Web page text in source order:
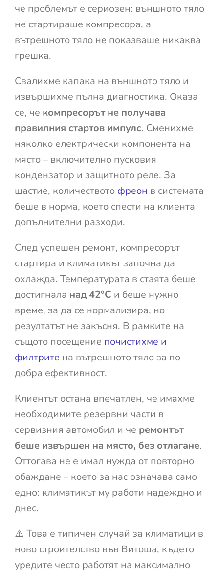
че проблемът е сериозен: външното тяло
не стартираше компресора, а
вътрешното тяло не показваше никаква
грешка.
Свалихме капака на външното тяло и
извършихме пълна диагностика. Оказа
се, че компресорът не получава
правилния стартов импулс. Сменихме
няколко електрически компонента на
място – включително пусковия
кондензатор и защитното реле. За
щастие, количеството фреон в системата
беше в норма, което спести на клиента
допълнителни разходи.
След успешен ремонт, компресорът
стартира и климатикът започна да
охлажда. Температурата в стаята беше
достигнала над 42°C и беше нужно
време, за да се нормализира, но
резултатът не закъсня. В рамките на
същото посещение почистихме и
филтрите на вътрешното тяло за по-
добра ефективност.
Клиентът остана впечатлен, че имахме
необходимите резервни части в
сервизния автомобил и че ремонтът
беше извършен на място, без отлагане.
Оттогава не е имал нужда от повторно
обаждане – което за нас означава само
едно: климатикът му работи надеждно и
днес.
⚠️ Това е типичен случай за климатици в
ново строителство във Витоша, където
уредите често работят на максимално